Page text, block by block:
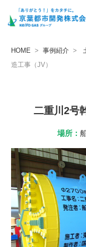
HOME >事例紹介 >
造工事（JV）
二重川2号
場所：